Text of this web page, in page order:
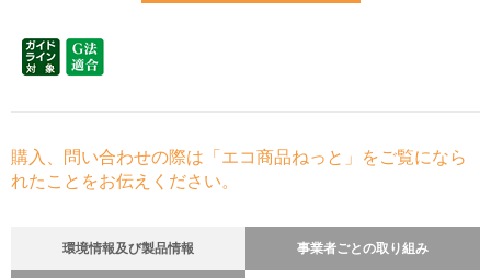
購入、問い合わせの際は「エコ商品ねっと」をご覧になら
れたことをお伝えください。
環境情報及び製品情報 事業者ごとの取り組み